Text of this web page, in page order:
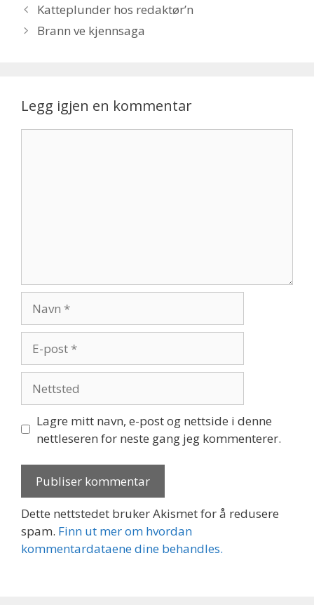
Katteplunder hos redaktør’n
Brann ve kjennsaga
Legg igjen en kommentar
post
Lagre mitt navn, e-post og nettside i denne
nettleseren for neste gang jeg kommenterer.
Dette nettstedet bruker Akismet for å redusere
spam. Finn ut mer om hvordan
kommentardataene dine behandles.